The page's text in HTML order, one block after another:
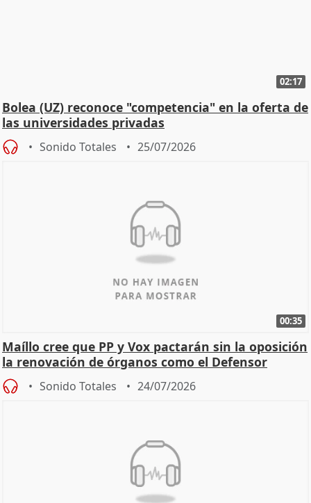
02:17
Bolea (UZ) reconoce "competencia" en la oferta de
las universidades privadas
Sonido Totales 25/07/2026
00:35
Maíllo cree que PP y Vox pactarán sin la oposición
la renovación de órganos como el Defensor
Sonido Totales 24/07/2026